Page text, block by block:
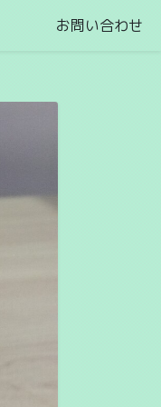
お問い合わせ